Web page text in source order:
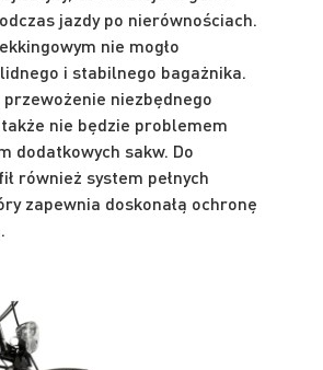
jazdy po nierównościach.
nie mogło
i stabilnego bagażnika.
niezbędnego
nie będzie problemem
dodatkowych sakw. Do
również system pełnych
zapewnia doskonałą ochronę